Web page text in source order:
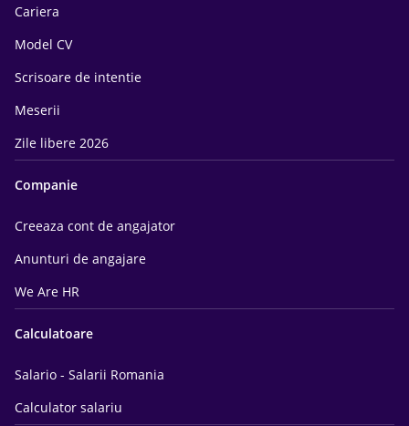
Cariera
Model CV
Scrisoare de intentie
Meserii
Zile libere 2026
Companie
Creeaza cont de angajator
Anunturi de angajare
We Are HR
Calculatoare
Salario - Salarii Romania
Calculator salariu